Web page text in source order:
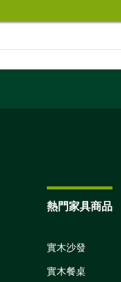
熱門家具商品
實木沙發
實木餐桌